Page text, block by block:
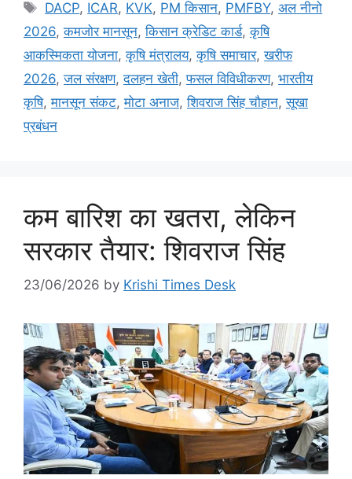
DACP, ICAR, KVK, PM किसान, PMFBY,अल नीनो
2026,कमजोर मानसून,किसान क्रेडिट कार्ड,कृषि
आकस्मिकता योजना,कृषि मंत्रालय,कृषि समाचार,खरीफ
2026,जल संरक्षण,दलहन खेती,फसल विविधीकरण, भारतीय
कृषि,मानसून संकट,मोटा अनाज,शिवराज सिंह चौहान,सूखा
प्रबंधन
कम बारिश का खतरा, लेकिन
सरकार तैयार: शिवराज सिंह
23/06/2026 by Krishi Times Desk